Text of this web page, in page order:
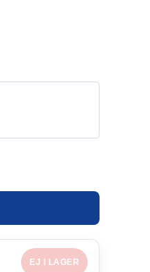
EJ I LAGER